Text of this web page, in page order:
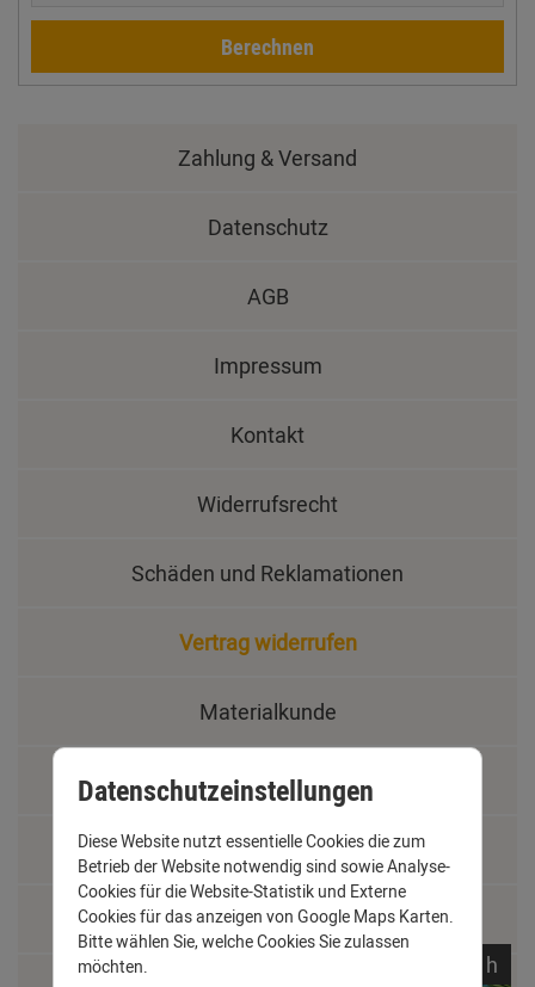
Berechnen
Zahlung & Versand
Datenschutz
AGB
Impressum
Kontakt
Widerrufsrecht
Schäden und Reklamationen
Vertrag widerrufen
Materialkunde
Fachbegriffe
Jobs
Montage und Installationshilfen
h
Datenschutzeinstellungen
Diese Website nutzt essentielle Cookies die zum
Betrieb der Website notwendig sind sowie Analyse-
Cookies für die Website-Statistik und Externe
Cookies für das anzeigen von Google Maps Karten.
Bitte wählen Sie, welche Cookies Sie zulassen
möchten.